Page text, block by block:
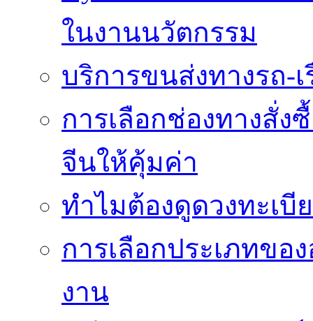
ในงานนวัตกรรม
บริการขนส่งทางรถ-
การเลือกช่องทางสั่ง
จีนให้คุ้มค่า
ทำไมต้องดูดวงทะเบี
การเลือกประเภทขอ
งาน